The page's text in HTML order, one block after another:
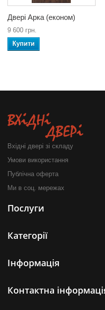
Двері Арка (економ)
9 600 грн.
Купити
Вхідні двері зі складу
Умови використання
Публічна оферта
Ми в соц. мережах
Послуги
Категорії
Інформація
Контактна